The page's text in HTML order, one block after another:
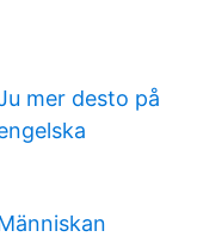
mer desto på